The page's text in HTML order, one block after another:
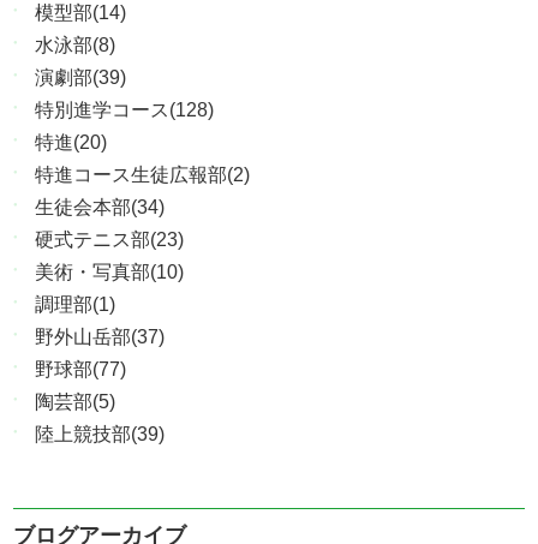
模型部(14)
水泳部(8)
演劇部(39)
特別進学コース(128)
特進(20)
特進コース生徒広報部(2)
生徒会本部(34)
硬式テニス部(23)
美術・写真部(10)
調理部(1)
野外山岳部(37)
野球部(77)
陶芸部(5)
陸上競技部(39)
ブログアーカイブ